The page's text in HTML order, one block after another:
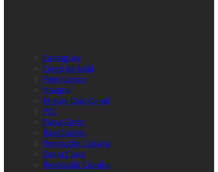
Camagüey
Ciego de Ávila
Fidel Castro
Havana
Miguel Díaz-Canel
PCC
Playa Girón
Raúl Castro
Revolução Cubana
Santa Clara
Revolução Cubana